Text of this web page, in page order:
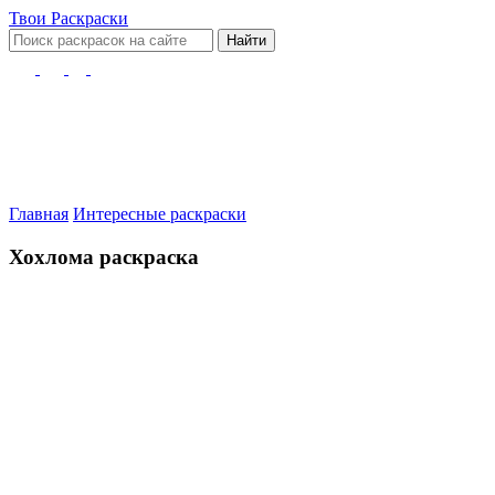
Твои Раскраски
Найти
Главная Интересные раскраски
Хохлома раскраска